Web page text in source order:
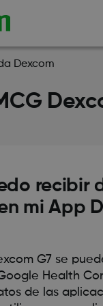
Dexcom
recibir
mi App
G7 se
Health
de las